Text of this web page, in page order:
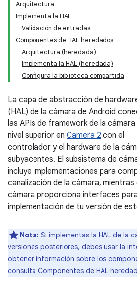
Arquitectura
Implementa la HAL
Validación de entradas
Componentes de HAL heredados
Arquitectura (heredada)
Implementa la HAL (heredada)
Configura la biblioteca compartida
La capa de abstracción de
(HAL) de la cámara de Android
las APIs de framework de la cámara
nivel superior en Camera 2 con el
controlador y el hardware de la
subyacentes. El subsistema de
incluye implementaciones para
canalización de la cámara, mientras
cámara proporciona interfaces
implementación de tu versión de
Nota: Si implementas la HAL de la
versiones posteriores, debes usar la
obtener información sobre los
consulta Componentes de HAL